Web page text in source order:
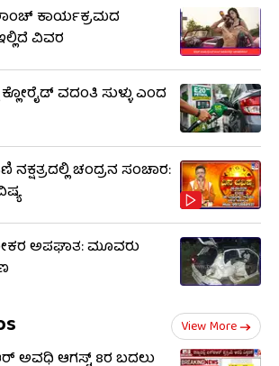
ಲಾಂಚ್ ಕಾರ್ಯಕ್ರಮದ
ವಿವರ
ವದಂತಿ ಸುಳ್ಳು ಎಂದ
ಚಂದ್ರನ ಸಂಚಾರ:
ಅಪಘಾತ: ಮೂವರು
View More
ಅವಧಿ ಆಗಸ್ಟ್ 8ರ ಬದಲು